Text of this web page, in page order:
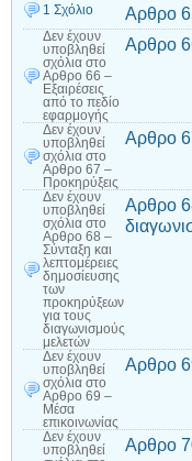
1 Σχόλιο Αρθρο
Δεν έχουν
υποβληθεί
σχόλια στο
Αρθρο 66 –
Εξαιρέσεις
από το πεδίο
εφαρμογής
Αρθρο
Δεν έχουν
υποβληθεί
σχόλια στο
Αρθρο 67 –
Προκηρύξεις
Αρθρο
Δεν έχουν
υποβληθεί
σχόλια στο
Αρθρο 68 –
Σύνταξη και
λεπτομέρειες
δημοσίευσης
των
προκηρύξεων
για τους
διαγωνισμούς
μελετών
Αρθρο
Δεν έχουν
υποβληθεί
σχόλια στο
Αρθρο 69 –
Μέσα
επικοινωνίας
Αρθρο
Δεν έχουν
υποβληθεί
Αρθρο